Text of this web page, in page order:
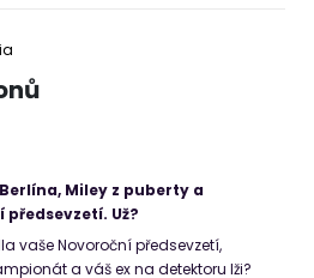
Miley z puberty a
předsevzetí. Už?
vaše Novoroční předsevzetí,
a váš ex na detektoru lži?